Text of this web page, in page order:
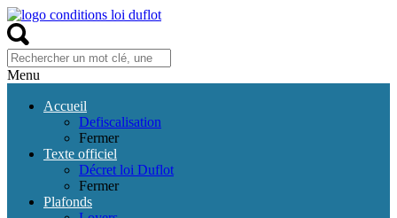
Menu
Accueil
Defiscalisation
Fermer
Texte officiel
Décret loi Duflot
Fermer
Plafonds